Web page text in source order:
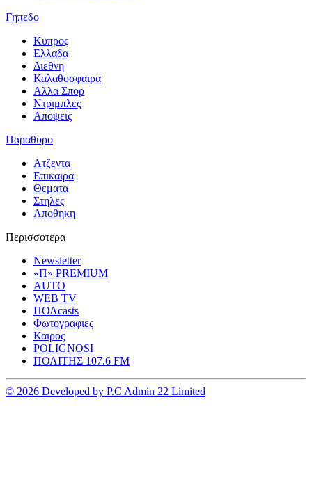
Γηπεδο
Κυπρος
Ελλαδα
Διεθνη
Καλαθοσφαιρα
Αλλα Σπορ
Ντριμπλες
Αποψεις
Παραθυρο
Ατζεντα
Επικαιρα
Θεματα
Στηλες
Αποθηκη
Περισσοτερα
Newsletter
«Π» PREMIUM
AUTO
WEB TV
ΠΟΛcasts
Φωτογραφιες
Καιρος
POLIGNOSI
ΠΟΛΙΤΗΣ 107.6 FM
© 2026 Developed by P.C Admin 22 Limited